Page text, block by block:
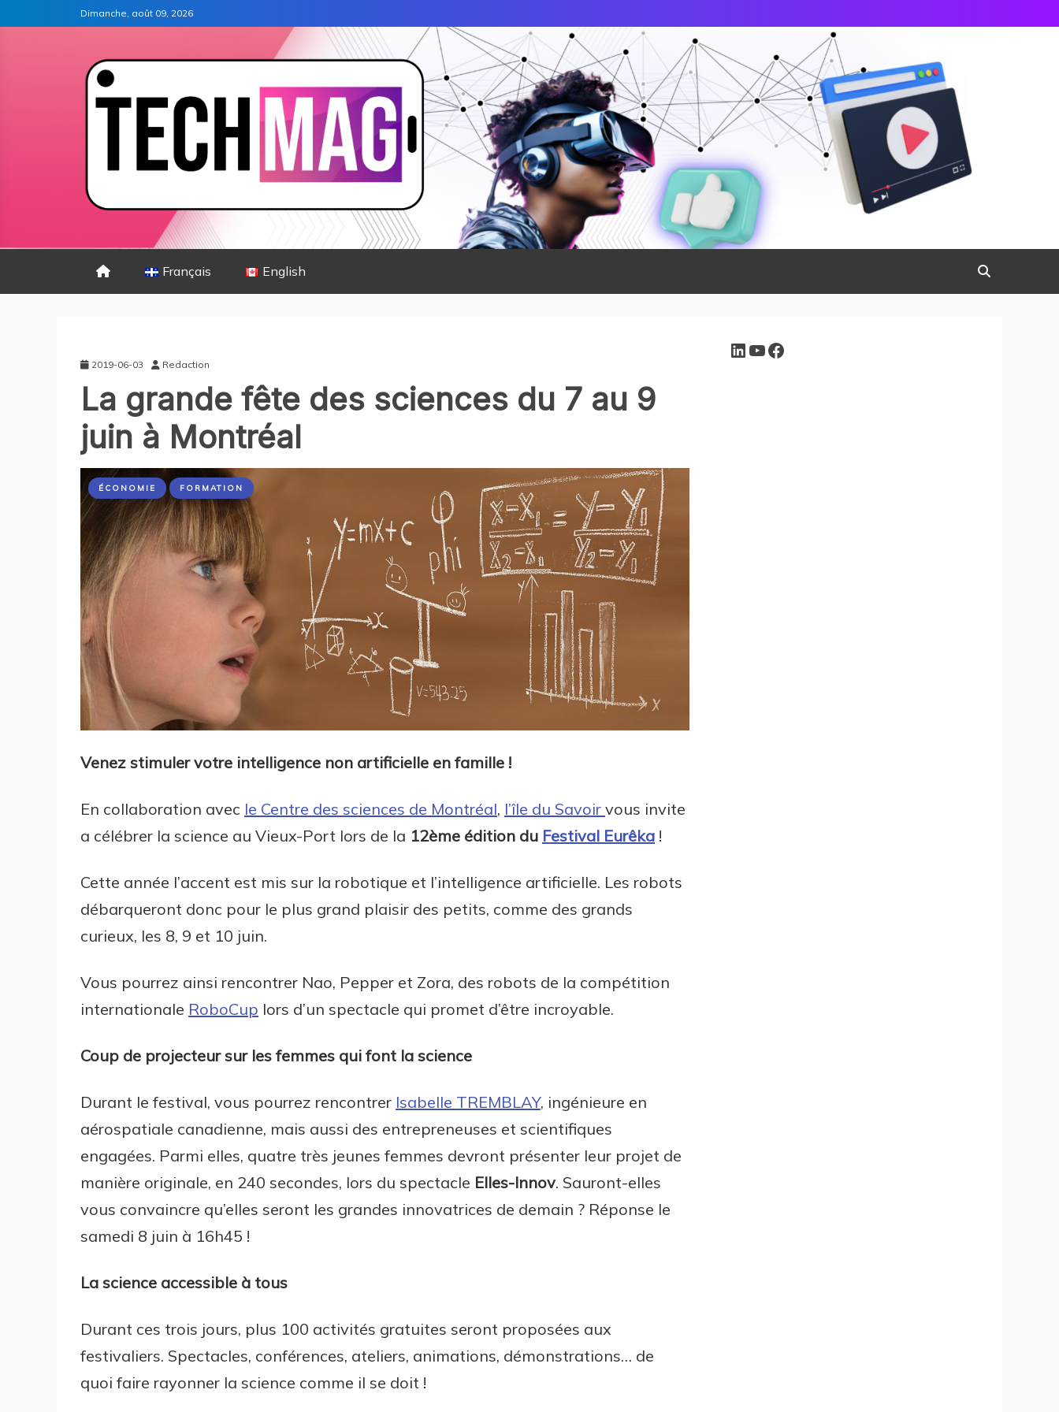
Dimanche, août 09, 2026
Français English
2019-06-03 Redaction
La grande fête des sciences du 7 au 9
juin à Montréal
ÉCONOMIE FORMATION
Venez stimuler votre intelligence non artificielle en famille !
En collaboration avec le Centre des sciences de Montréal, l’île du Savoir vous invite
a célébrer la science au Vieux-Port lors de la 12ème édition du Festival Eurêka !
Cette année l’accent est mis sur la robotique et l’intelligence artificielle. Les robots
débarqueront donc pour le plus grand plaisir des petits, comme des grands
curieux, les 8, 9 et 10 juin.
Vous pourrez ainsi rencontrer Nao, Pepper et Zora, des robots de la compétition
internationale RoboCup lors d’un spectacle qui promet d’être incroyable.
Coup de projecteur sur les femmes qui font la science
Durant le festival, vous pourrez rencontrer Isabelle TREMBLAY, ingénieure en
aérospatiale canadienne, mais aussi des entrepreneuses et scientifiques
engagées. Parmi elles, quatre très jeunes femmes devront présenter leur projet de
manière originale, en 240 secondes, lors du spectacle Elles-Innov. Sauront-elles
vous convaincre qu’elles seront les grandes innovatrices de demain ? Réponse le
samedi 8 juin à 16h45 !
La science accessible à tous
Durant ces trois jours, plus 100 activités gratuites seront proposées aux
festivaliers. Spectacles, conférences, ateliers, animations, démonstrations… de
quoi faire rayonner la science comme il se doit !